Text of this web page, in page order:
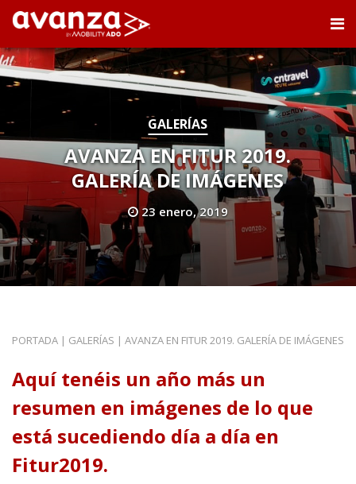
GALERÍAS
AVANZA EN FITUR 2019.
GALERÍA DE IMÁGENES
23 enero, 2019
PORTADA | GALERÍAS | AVANZA EN FITUR 2019. GALERÍA DE IMÁGENES
Aquí tenéis un año más un
resumen en imágenes de lo que
está sucediendo día a día en
Fitur2019.